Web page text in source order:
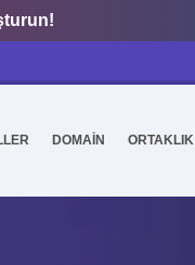
DOMAİN ORTAKLIK